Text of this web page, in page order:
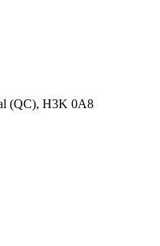
(QC), H3K 0A8